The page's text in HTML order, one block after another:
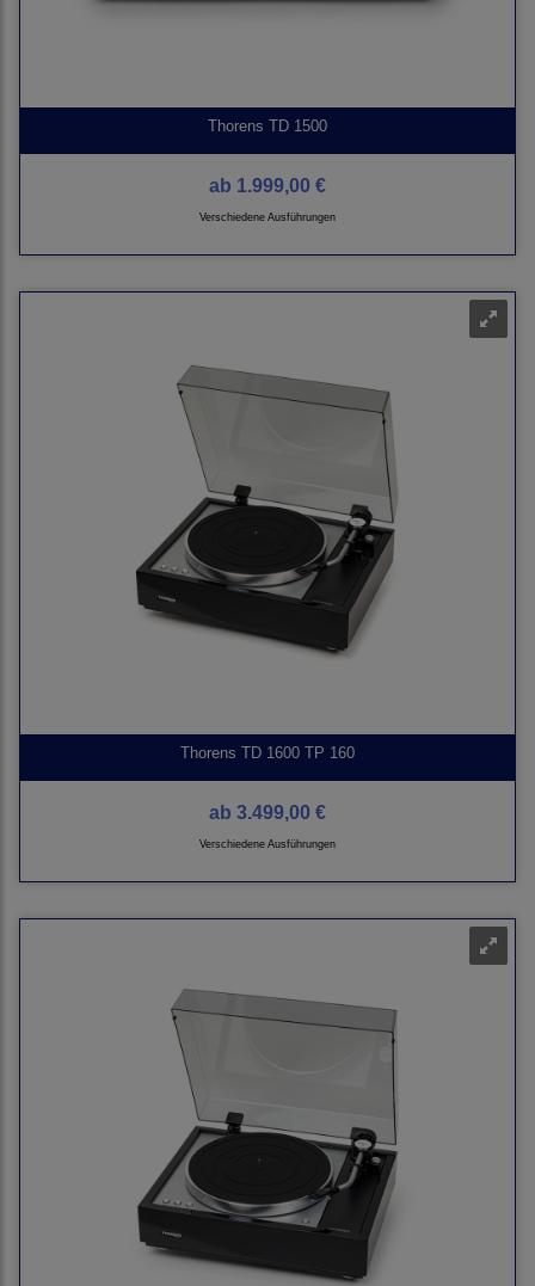
Thorens TD 1500
ab 1.999,00 €
Verschiedene Ausführungen
Thorens TD 1600 TP 160
ab 3.499,00 €
Verschiedene Ausführungen